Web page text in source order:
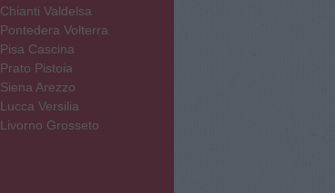
Chianti Valdelsa
Pontedera Volterra
Pisa Cascina
Prato Pistoia
Siena Arezzo
Lucca Versilia
Livorno Grosseto